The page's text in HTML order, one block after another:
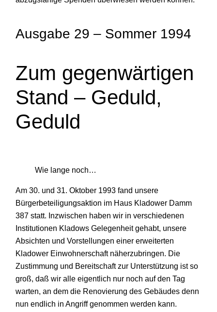
Ausgabe 29 – Sommer 1994
Zum gegenwärtigen
Stand – Geduld,
Geduld
Wie lange noch…
Am 30. und 31. Oktober 1993 fand unsere
Bürgerbeteiligungsaktion im Haus Kladower Damm
387 statt. Inzwischen haben wir in verschiedenen
Institutionen Kladows Gelegenheit gehabt, unsere
Absichten und Vorstellungen einer erweiterten
Kladower Einwohnerschaft näherzubringen. Die
Zustimmung und Bereitschaft zur Unterstützung ist so
groß, daß wir alle eigentlich nur noch auf den Tag
warten, an dem die Renovierung des Gebäudes denn
nun endlich in Angriff genommen werden kann.